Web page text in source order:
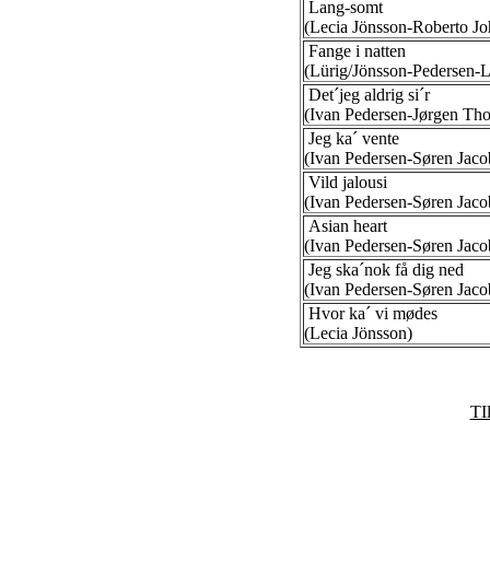
Lang-somt
(Lecia Jönsson-Roberto
Fange i natten
(Lürig/Jönsson-Pedersen-
Det´jeg aldrig si´r
(Ivan Pedersen-Jørgen
Jeg ka´ vente
(Ivan Pedersen-Søren
Vild jalousi
(Ivan Pedersen-Søren
Asian heart
(Ivan Pedersen-Søren
Jeg ska´nok få dig ned
(Ivan Pedersen-Søren
Hvor ka´ vi mødes
(Lecia Jönsson)